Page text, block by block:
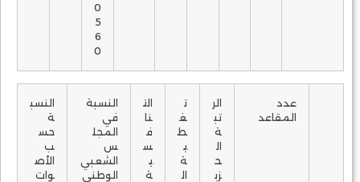
0
5
6
0
عدد
المقاعد
الر
تب
ة
ال
ح
زب
ت
غ
ط
ي
ة
ال
الت
نا
ف
س
ي
ة
النسبة
في
المجل
س
الشعبي
الوطني
النسب
ة
حس
ب
الأص
وات